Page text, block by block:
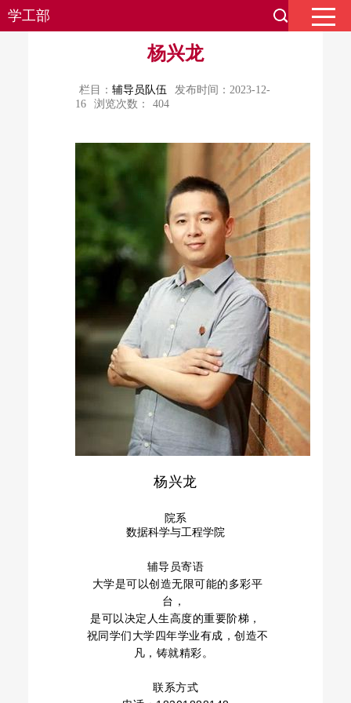
学工部
杨兴龙
栏目： 辅导员队伍
发布时间：2023-12-
16
浏览次数： 404
杨兴龙
院系
数据科学与工程学院
辅导员寄语
大学是可以创造无限可能的多彩平
台，
是可以决定人生高度的重要阶梯，
祝同学们大学四年学业有成，创造不
凡，铸就精彩。
联系方式